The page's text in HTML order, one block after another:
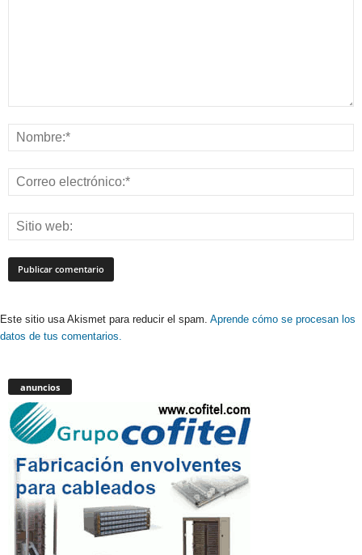
Este sitio usa Akismet para reducir el spam. Aprende cómo se procesan los
datos de tus comentarios.
anuncios